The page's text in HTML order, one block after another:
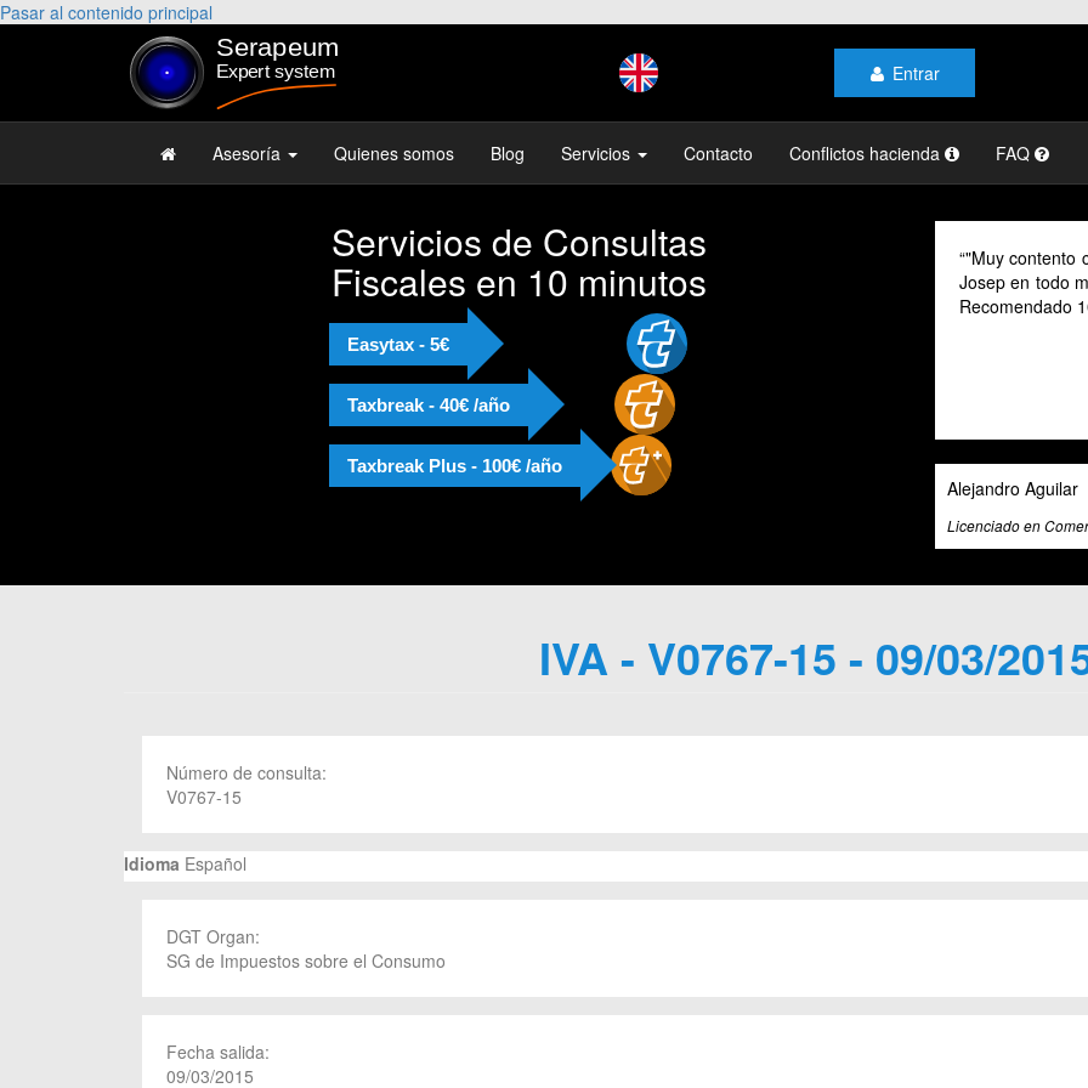
Pasar al contenido principal
Entrar
Asesoría Quienes somos Blog Servicios Contacto Conflictos hacienda FAQ
Servicios de Consultas
Fiscales en 10 minutos
Easytax - 5€
Taxbreak - 40€ /año
Taxbreak Plus - 100€ /año
"Muy contento con el
Josep en todo momento,
Recomendado 100% "
Alejandro Aguilar
Licenciado en Comercio
IVA - V0767-15 - 09/03/
Número de consulta:
V0767-15
Idioma Español
DGT Organ:
SG de Impuestos sobre el Consumo
Fecha salida:
09/03/2015